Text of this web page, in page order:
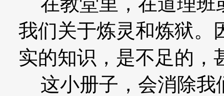
我们关于炼灵和炼狱。
实的知识，是不足的，
这小册子，会消除我